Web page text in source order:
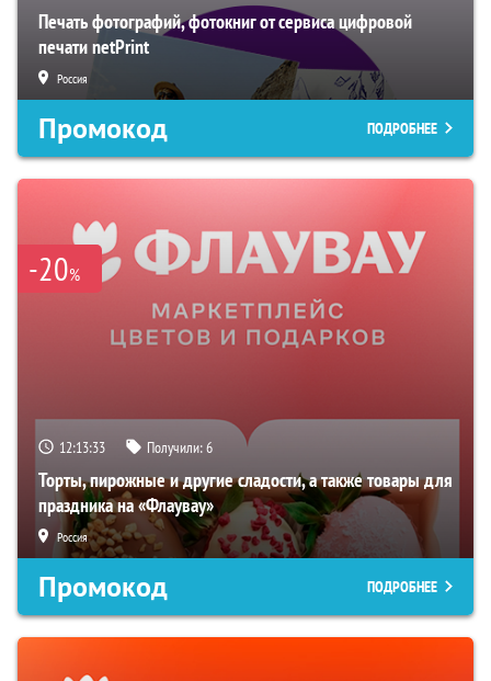
Печать фотографий, фотокниг от сервиса цифровой
печати netPrint
Россия
Промокод ПОДРОБНЕЕ
-20%
12:13:32 Получили:6
Торты, пирожные и другие сладости, а также товары для
праздника на «Флаувау»
Россия
Промокод ПОДРОБНЕЕ